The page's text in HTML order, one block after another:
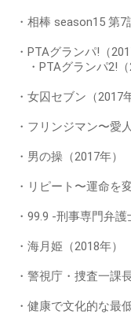
・相棒 season15 第7
・PTAグランパ!（
・PTAグランパ2!（
・女囚セブン（2017
・フリンジマン〜愛
・男の操（2017年）
・リピート〜運命を
・99.9 -刑事専門弁護
・海月姫（2018年）
・警視庁・捜査一課
・健康で文化的な最